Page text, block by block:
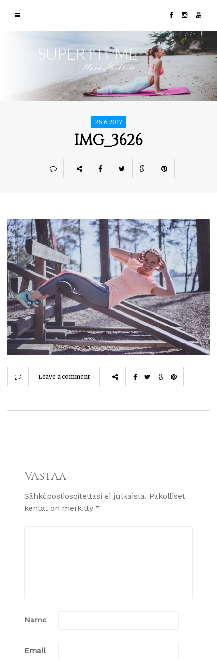
26.6.2017
IMG_3626
Leave a comment
Vastaa
Sähköpostiosoitettasi ei julkaista. Pakolliset
kentät on merkitty *
Name
Email